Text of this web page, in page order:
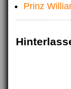
Prinz